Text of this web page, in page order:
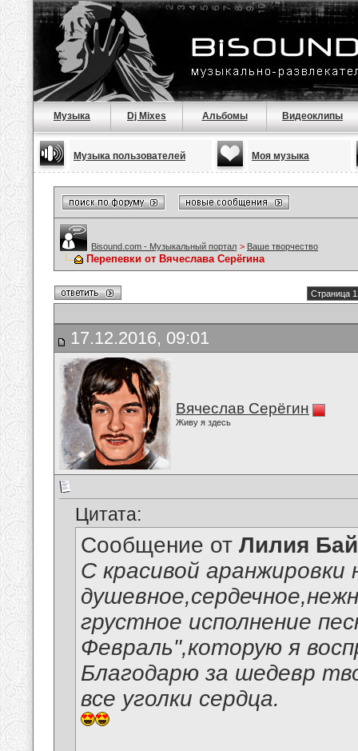
Музыка Dj Mixes Альбомы Видеоклипы
Музыка пользователей Моя музыка
Bisound.com - Музыкальный портал > Ваше творчество
Перепевки от Вячеслава Серёгина
Страница
17.12.2016, 09:01
Вячеслав Серёгин
Живу я здесь
Цитата:
Сообщение от Лилия
С красивой аранжировки
грустное исполнение
Февраль",которую я
Благодарю за шедевр
все уголки сердца.